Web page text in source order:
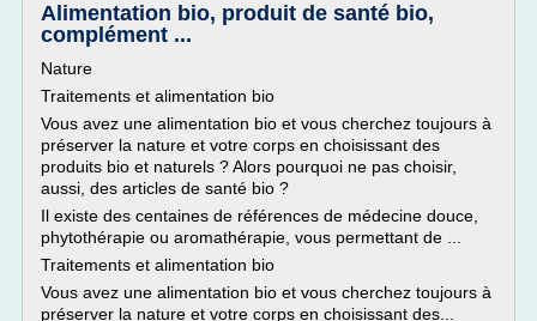
Alimentation bio, produit de santé bio,
complément ...
Nature
Traitements et alimentation bio
Vous avez une alimentation bio et vous cherchez toujours à
préserver la nature et votre corps en choisissant des
produits bio et naturels ? Alors pourquoi ne pas choisir,
aussi, des articles de santé bio ?
Il existe des centaines de références de médecine douce,
phytothérapie ou aromathérapie, vous permettant de ...
Traitements et alimentation bio
Vous avez une alimentation bio et vous cherchez toujours à
préserver la nature et votre corps en choisissant des...